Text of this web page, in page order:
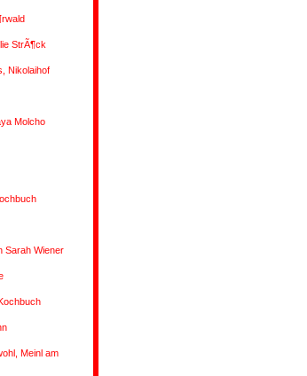
StrÃ¶ck
Nikolaihof
Molcho
Sarah Wiener
Meinl am